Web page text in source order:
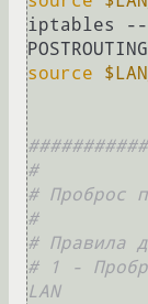
iptables --
source
#
# Проброс
#
# Правила
# 1 -
LAN